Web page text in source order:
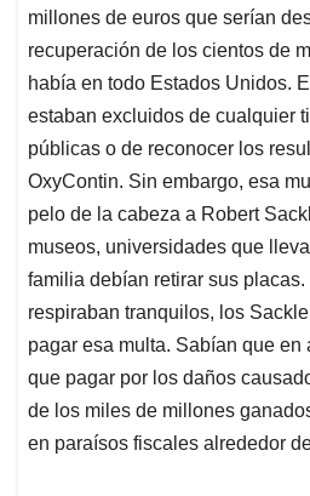
millones de euros que serían
recuperación de los cientos de
había en todo Estados Unidos.
estaban excluidos de cualquier
públicas o de reconocer los
OxyContin. Sin embargo, esa
pelo de la cabeza a Robert
museos, universidades que
familia debían retirar sus
respiraban tranquilos, los
pagar esa multa. Sabían que en
que pagar por los daños
de los miles de millones
en paraísos fiscales alrededor